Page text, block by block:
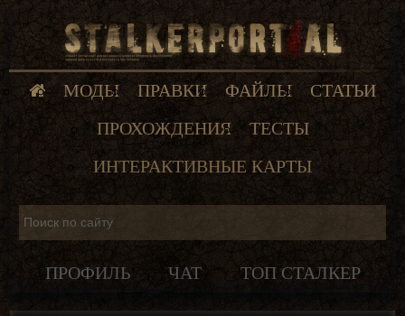
МОДЫ ПРАВКИ ФАЙЛЫ
СТАТЬИ
ПРОХОЖДЕНИЯ
ТЕСТЫ
ИНТЕРАКТИВНЫЕ КАРТЫ
ПРОФИЛЬ ЧАТ ТОП СТАЛКЕР